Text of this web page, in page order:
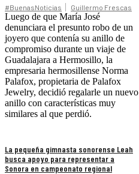
#BuenasNoticias Guillermo Frescas
Luego de que María José
denunciara el presunto robo de un
joyero que contenía su anillo de
compromiso durante un viaje de
Guadalajara a Hermosillo, la
empresaria hermosillense Norma
Palafox, propietaria de Palafox
Jewelry, decidió regalarle un nuevo
anillo con características muy
similares al que perdió.
La pequeña gimnasta sonorense Leah
busca apoyo para representar a
Sonora en campeonato regional